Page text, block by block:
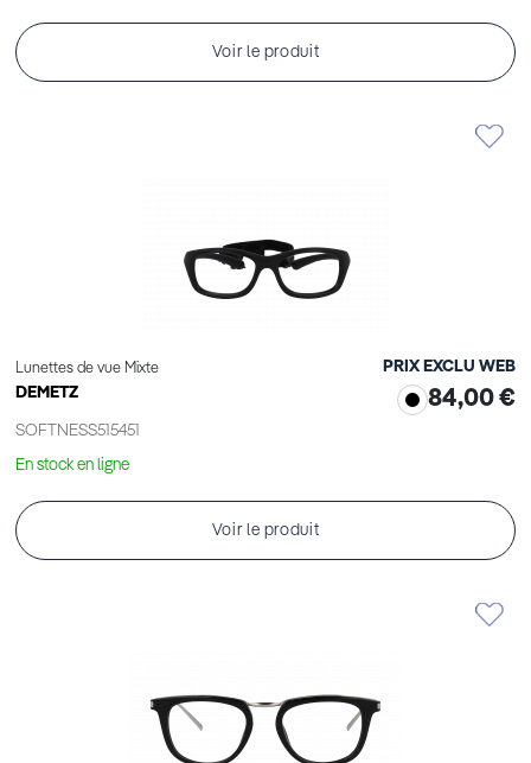
Voir le produit
Lunettes de vue Mixte
DEMETZ
SOFTNESS515451
PRIX EXCLU WEB
84,00 €
En stock en ligne
Voir le produit